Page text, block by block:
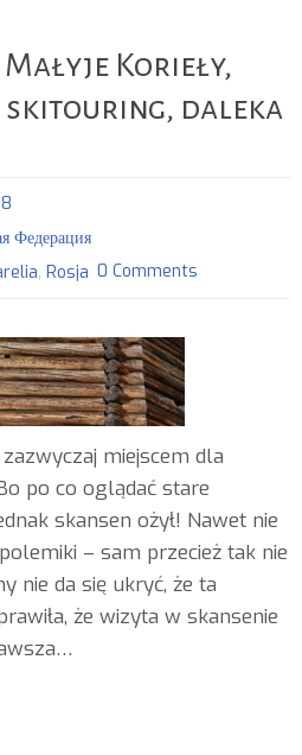
Korieły,
skitouring, daleka
Федерация
,Rosja 0 Comments
miejscem dla
po co oglądać stare
skansen ożył! Nawet nie
– sam przecież tak nie
nie da się ukryć, że ta
że wizyta w skansenie